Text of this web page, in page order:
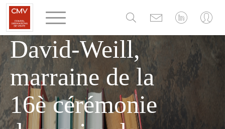
d'Hélène
David-Weill,
marraine de la
16è cérémonie
Panneau de gestion des cookies